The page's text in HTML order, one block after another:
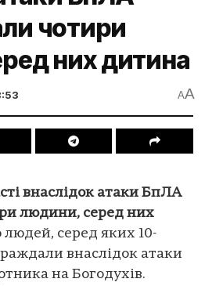
чотири
них дитина
AA
внаслідок атаки БпЛА
людини, серед них
людей, серед яких 10-
внаслідок атаки
на Богодухів.